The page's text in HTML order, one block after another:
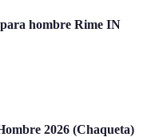
hombre Rime IN
2026 (Chaqueta)